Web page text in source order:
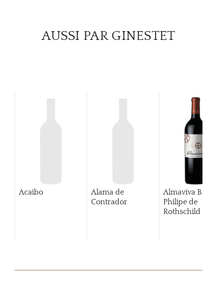
AUSSI PAR GINESTET
Acaibo
Alama de
Contrador
Almaviva
Philipe de
Rothschild